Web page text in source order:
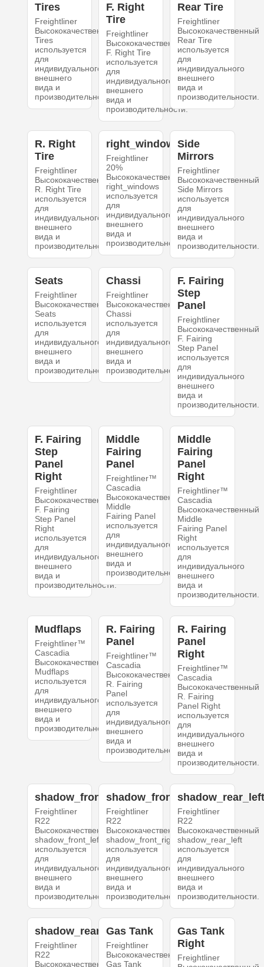
Tires
Freightliner
Высококачественный
Tires
используется
для
индивидуального
внешнего
вида и
производительности.
F. Right
Tire
Freightliner
Высококачественный
F. Right Tire
используется
для
индивидуального
внешнего
вида и
производительности.
Rear Tire
Freightliner
Высококачественный
Rear Tire
используется
для
индивидуального
внешнего
вида и
производительности.
R. Right
Tire
Freightliner
Высококачественный
R. Right Tire
используется
для
индивидуального
внешнего
вида и
производительности.
right_windows
Freightliner
20%
Высококачественный
right_windows
используется
для
индивидуального
внешнего
вида и
производительности.
Side
Mirrors
Freightliner
Высококачественный
Side Mirrors
используется
для
индивидуального
внешнего
вида и
производительности.
Seats
Freightliner
Высококачественный
Seats
используется
для
индивидуального
внешнего
вида и
производительности.
Chassi
Freightliner
Высококачественный
Chassi
используется
для
индивидуального
внешнего
вида и
производительности.
F. Fairing
Step
Panel
Freightliner
Высококачественный
F. Fairing
Step Panel
используется
для
индивидуального
внешнего
вида и
производительности.
F. Fairing
Step
Panel
Right
Freightliner
Высококачественный
F. Fairing
Step Panel
Right
используется
для
индивидуального
внешнего
вида и
производительности.
Middle
Fairing
Panel
Freightliner™
Cascadia
Высококачественный
Middle
Fairing Panel
используется
для
индивидуального
внешнего
вида и
производительности.
Middle
Fairing
Panel
Right
Freightliner™
Cascadia
Высококачественный
Middle
Fairing Panel
Right
используется
для
индивидуального
внешнего
вида и
производительности.
Mudflaps
Freightliner™
Cascadia
Высококачественный
Mudflaps
используется
для
индивидуального
внешнего
вида и
производительности.
R. Fairing
Panel
Freightliner™
Cascadia
Высококачественный
R. Fairing
Panel
используется
для
индивидуального
внешнего
вида и
производительности.
R. Fairing
Panel
Right
Freightliner™
Cascadia
Высококачественный
R. Fairing
Panel Right
используется
для
индивидуального
внешнего
вида и
производительности.
shadow_front_left
Freightliner
R22
Высококачественный
shadow_front_left
используется
для
индивидуального
внешнего
вида и
производительности.
shadow_front_right
Freightliner
R22
Высококачественный
shadow_front_right
используется
для
индивидуального
внешнего
вида и
производительности.
Freightliner
R22
Высококачественный
shadow_rear_left
используется
для
индивидуального
внешнего
вида и
производительности.
shadow_rear_right
Freightliner
R22
Высококачественный
Gas Tank
Freightliner
Высококачественный
Gas Tank
Gas Tank
Right
Freightliner